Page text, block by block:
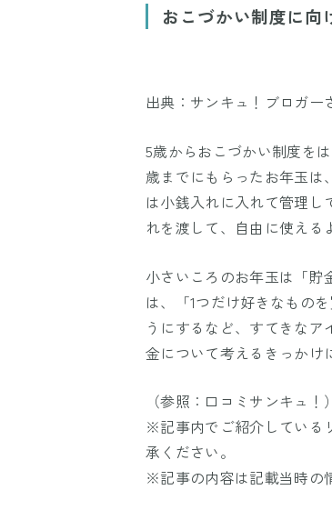
おこづかい制度に向
出典：サンキュ！ブロガー
5歳からおこづかい制度を
歳までにもらったお年玉は
は小銭入れに入れて管理
れを渡して、自由に使える
小さいころのお年玉は「
は、「1つだけ好きなもの
うにするなど、すてきな
金について考えるきっかけ
（参照： 口コミサンキュ！ ）
※記事内でご紹介している
承ください。
※記事の内容は記載当時の